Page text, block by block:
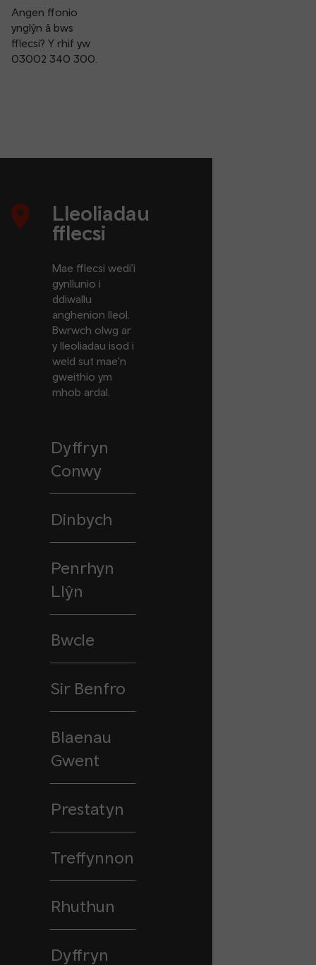
Angen ffonio
ynglŷn â bws
fflecsi? Y rhif yw
03002 340 300
Lleoliadau
fflecsi
Mae fflecsi wedi'i
gynllunio i
ddiwallu
anghenion lleol.
Bwrwch olwg ar
y lleoliadau isod i
weld sut mae'n
gweithio ym
mhob ardal.
Dyffryn
Conwy
Dinbych
Penrhyn
Llŷn
Bwcle
Sir Benfro
Blaenau
Gwent
Prestatyn
Treffynnon
Rhuthun
Dyffryn